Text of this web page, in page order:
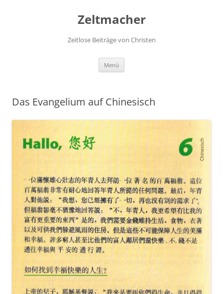
Zeltmacher
Zeitlose Beiträge von Christen
Menü
Das Evangelium auf Chinesisch